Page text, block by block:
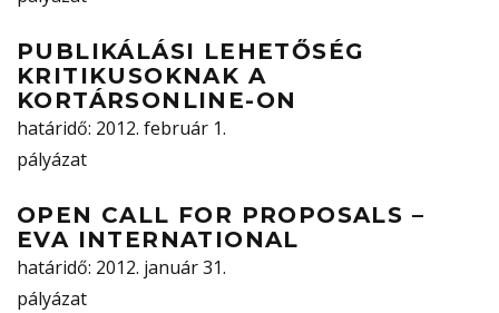
PUBLIKÁLÁSI LEHETŐSÉG
KRITIKUSOKNAK A
KORTÁRSONLINE-ON
határidő: 2012. február 1.
pályázat
OPEN CALL FOR PROPOSALS –
EVA INTERNATIONAL
határidő: 2012. január 31.
pályázat